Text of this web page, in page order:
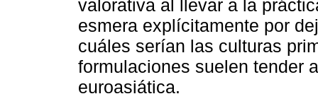
valorativa al llevar a la
esmera explícitamente por
cuáles serían las culturas
formulaciones suelen tender
euroasiática.